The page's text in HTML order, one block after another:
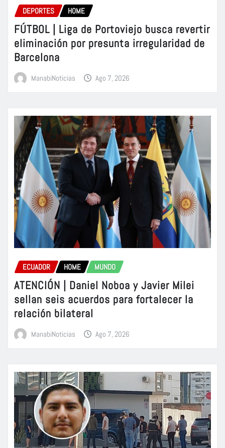
DEPORTES HOME
FÚTBOL | Liga de Portoviejo busca revertir
eliminación por presunta irregularidad de
Barcelona
ManabiNoticias Ago 7, 2026
ECUADOR HOME MUNDO
ATENCIÓN | Daniel Noboa y Javier Milei
sellan seis acuerdos para fortalecer la
relación bilateral
ManabiNoticias Ago 7, 2026